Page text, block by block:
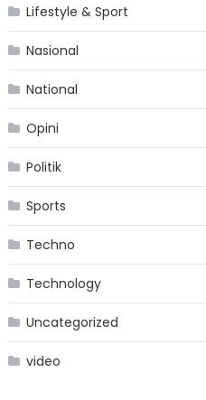
Lifestyle & Sport
Nasional
National
Opini
Politik
Sports
Techno
Technology
Uncategorized
video